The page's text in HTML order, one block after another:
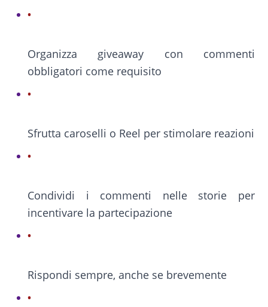
Organizza giveaway con commenti
obbligatori come requisito
Sfrutta caroselli o Reel per stimolare reazioni
Condividi i commenti nelle storie per
incentivare la partecipazione
Rispondi sempre, anche se brevemente